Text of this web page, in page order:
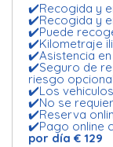
✔️Recogida y
✔️Recogida y
✔️Puede
✔️Kilometraje
✔️Asistencia
✔️Seguro de
riesgo
✔️Los
✔️No se
✔️Reserva
✔️Pago online
por día € 129